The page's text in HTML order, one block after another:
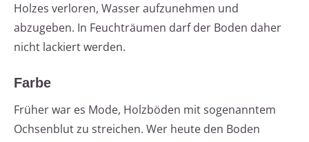
Holzes verloren, Wasser aufzunehmen und
abzugeben. In Feuchträumen darf der Boden daher
nicht lackiert werden.
Farbe
Früher war es Mode, Holzböden mit sogenanntem
Ochsenblut zu streichen. Wer heute den Boden